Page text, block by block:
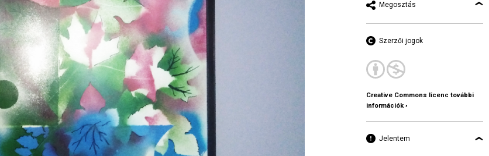
Megosztás
Szerzői jogok
Creative Commons licenc további
információk ›
Jelentem